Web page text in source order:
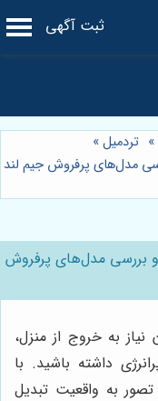
ثبت آگهی
» تردمیل»
مدل‌های پرفروش جیم لند
و بررسی مدل‌های پرفروش
نیاز به خروج از منزل،
داشته باشید. با
به واقعیت تبدیل